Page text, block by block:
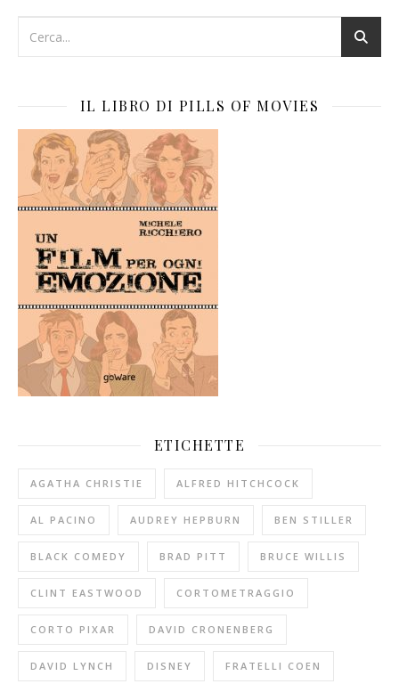
IL LIBRO DI PILLS OF MOVIES
ETICHETTE
AGATHA CHRISTIE ALFRED HITCHCOCK
AL PACINO AUDREY HEPBURN BEN STILLER
BLACK COMEDY BRAD PITT BRUCE WILLIS
CLINT EASTWOOD CORTOMETRAGGIO
CORTO PIXAR DAVID CRONENBERG
DAVID LYNCH DISNEY FRATELLI COEN